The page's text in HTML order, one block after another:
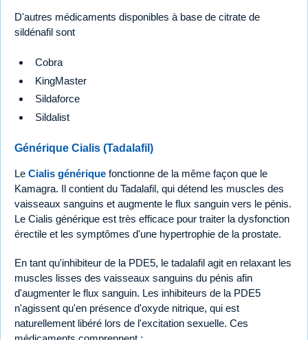
D'autres médicaments disponibles à base de citrate de
sildénafil sont
Cobra
KingMaster
Sildaforce
Sildalist
Générique Cialis (Tadalafil)
Le Cialis générique fonctionne de la même façon que le
Kamagra. Il contient du Tadalafil, qui détend les muscles des
vaisseaux sanguins et augmente le flux sanguin vers le pénis.
Le Cialis générique est très efficace pour traiter la dysfonction
érectile et les symptômes d'une hypertrophie de la prostate.
En tant qu'inhibiteur de la PDE5, le tadalafil agit en relaxant les
muscles lisses des vaisseaux sanguins du pénis afin
d'augmenter le flux sanguin. Les inhibiteurs de la PDE5
n'agissent qu'en présence d'oxyde nitrique, qui est
naturellement libéré lors de l'excitation sexuelle. Ces